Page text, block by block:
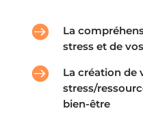

La
stress et de

La création de
stress/
bien-être